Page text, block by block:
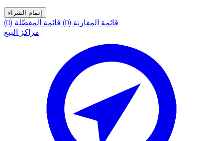
إتمام الشراء
قائمة المقارنة (0)
قائمة المفضّلة (0)
مراكز البيع